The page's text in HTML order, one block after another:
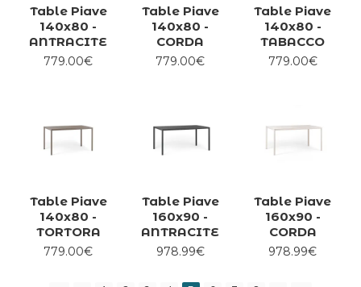
Table Piave
140x80 -
ANTRACITE
779.00€
Table Piave
140x80 -
CORDA
779.00€
Table Piave
140x80 -
TABACCO
779.00€
Table Piave
140x80 -
TORTORA
779.00€
Table Piave
160x90 -
ANTRACITE
978.99€
Table Piave
160x90 -
CORDA
978.99€